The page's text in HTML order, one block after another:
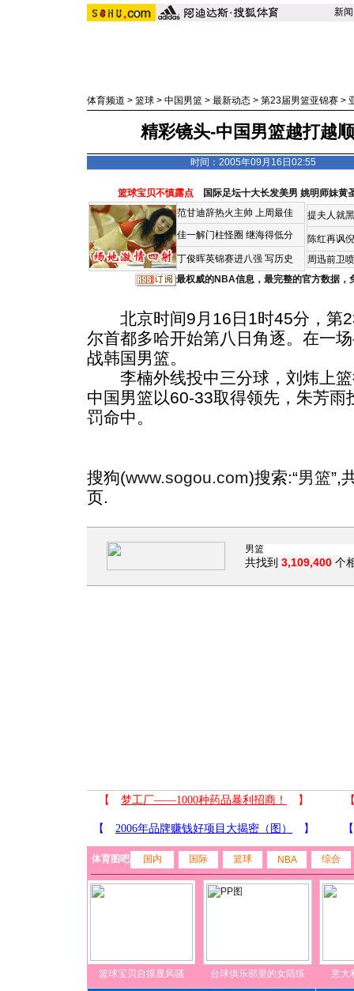
新闻
体育频道 > 篮球 > 中国男篮 > 最新动态 > 第23届男篮亚锦赛 >
精彩镜头-中国男篮越打越
时间：2005年09月16日02:55
篮球宝贝不慎露点 国际足坛十大长发美男 姚明师妹黄
范甘迪辞热火主帅 上周最佳
佳一解门柱怪圈 继海得低分
丁俊晖英锦赛进八强 写历史
提夫人就
陈红再讽
周迅前卫
最权威的NBA信息，最完整的官方数据，
北京时间9月16日1时45分，第
尔首都多哈开始第八日角逐。在一
战韩国男篮。
李楠外线投中三分球，刘炜上篮
中国男篮以60-33取得领先，朱芳雨
罚命中。
搜狗(www.sogou.com)搜索:“男篮”,
页.
共找到 3,109,400 个
体育图吧 国内 国际 篮球 NBA 综合
篮球宝贝自摸显风骚 台球俱乐部里的女陪练 意大